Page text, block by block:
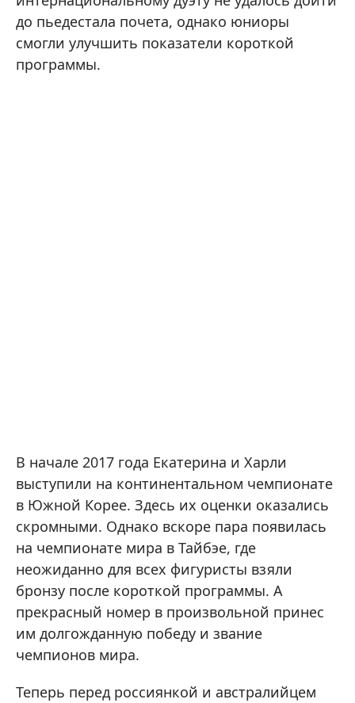
до пьедестала почета, однако юниоры
смогли улучшить показатели короткой
программы.
В начале 2017 года Екатерина и Харли
выступили на континентальном чемпионате
в Южной Корее. Здесь их оценки оказались
скромными. Однако вскоре пара появилась
на чемпионате мира в Тайбэе, где
неожиданно для всех фигуристы взяли
бронзу после короткой программы. А
прекрасный номер в произвольной принес
им долгожданную победу и звание
чемпионов мира.
Теперь перед россиянкой и австралийцем